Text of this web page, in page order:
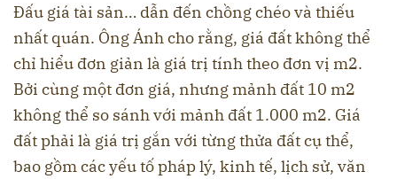
Đấu giá tài sản… dẫn đến chồng chéo và thiếu
nhất quán. Ông Ánh cho rằng, giá đất không thể
chỉ hiểu đơn giản là giá trị tính theo đơn vị m2.
Bởi cùng một đơn giá, nhưng mảnh đất 10 m2
không thể so sánh với mảnh đất 1.000 m2. Giá
đất phải là giá trị gắn với từng thửa đất cụ thể,
bao gồm các yếu tố pháp lý, kinh tế, lịch sử, văn